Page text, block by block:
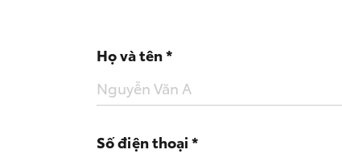
Họ và tên *
Số điện thoại *